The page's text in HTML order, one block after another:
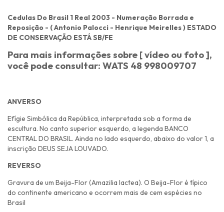
Cedulas Do Brasil 1 Real 2003 - Numeração Borrada e
Reposição - ( Antonio Palocci - Henrique Meirelles ) ESTADO
DE CONSERVAÇÃO ESTÁ SB/FE
Para mais informações sobre [ vídeo ou foto ],
você pode consultar: WATS 48 998009707
ANVERSO
Efígie Simbólica da República, interpretada sob a forma de
escultura. No canto superior esquerdo, a legenda BANCO
CENTRAL DO BRASIL. Ainda no lado esquerdo, abaixo do valor 1, a
inscrição DEUS SEJA LOUVADO.
REVERSO
Gravura de um Beija-Flor (Amazilia lactea). O Beija-Flor é típico
do continente americano e ocorrem mais de cem espécies no
Brasil